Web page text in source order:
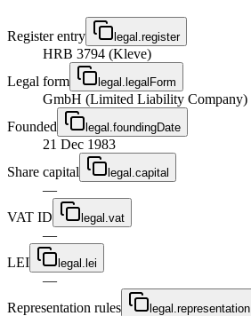
Register entry legal.register
HRB 3794 (Kleve)
Legal form
legal.legalForm
GmbH (Limited Liability Company)
Founded
legal.foundingDate
21 Dec 1983
Share capital
legal.capital
—
VAT ID
legal.vat
—
LEI
legal.lei
—
Representation rules
legal.representation